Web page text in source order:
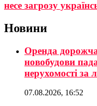
несе загрозу
Новини
Оренда
новобудови
нерухомості за
07.08.2026, 16:52